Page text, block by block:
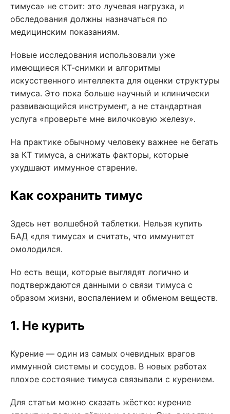
тимуса» не стоит: это лучевая нагрузка, и
обследования должны назначаться по
медицинским показаниям.
Новые исследования использовали уже
имеющиеся КТ-снимки и алгоритмы
искусственного интеллекта для оценки структуры
тимуса. Это пока больше научный и клинически
развивающийся инструмент, а не стандартная
услуга «проверьте мне вилочковую железу».
На практике обычному человеку важнее не бегать
за КТ тимуса, а снижать факторы, которые
ухудшают иммунное старение.
Как сохранить тимус
Здесь нет волшебной таблетки. Нельзя купить
БАД «для тимуса» и считать, что иммунитет
омолодился.
Но есть вещи, которые выглядят логично и
подтверждаются данными о связи тимуса с
образом жизни, воспалением и обменом веществ.
1. Не курить
Курение — один из самых очевидных врагов
иммунной системы и сосудов. В новых работах
плохое состояние тимуса связывали с курением.
Для статьи можно сказать жёстко: курение